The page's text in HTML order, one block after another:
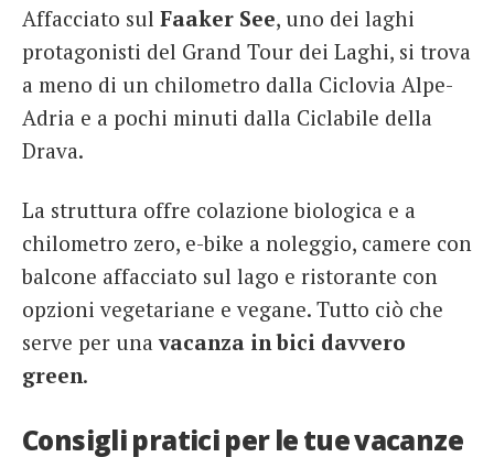
Affacciato sul Faaker See, uno dei laghi
protagonisti del Grand Tour dei Laghi, si trova
a meno di un chilometro dalla Ciclovia Alpe-
Adria e a pochi minuti dalla Ciclabile della
Drava.
La struttura offre colazione biologica e a
chilometro zero, e-bike a noleggio, camere con
balcone affacciato sul lago e ristorante con
opzioni vegetariane e vegane. Tutto ciò che
serve per unavacanza in bici davvero
green.
Consigli pratici per le tue vacanze